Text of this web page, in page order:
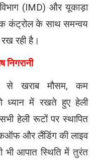
विभाग (IMD) और यूकाड़ा
कंट्रोल के साथ समन्वय
रही है।
निगरानी
से खराब मौसम, कम
ध्यान में रखते हुए हेली
हेली रूटों पर स्थापित
और लैंडिंग की लाइव
भी आपात स्थिति में तुरंत